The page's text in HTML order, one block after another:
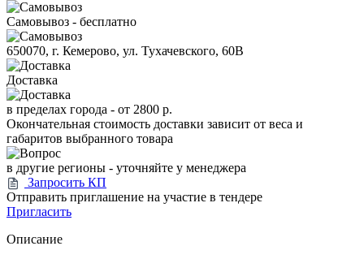
Самовывоз - бесплатно
650070, г. Кемерово, ул. Тухачевского, 60В
Доставка
в пределах города - от 2800 р.
Окончательная стоимость доставки зависит от веса и
габаритов выбранного товара
в другие регионы - уточняйте у менеджера
Запросить КП
Отправить приглашение на участие в тендере
Пригласить
Описание